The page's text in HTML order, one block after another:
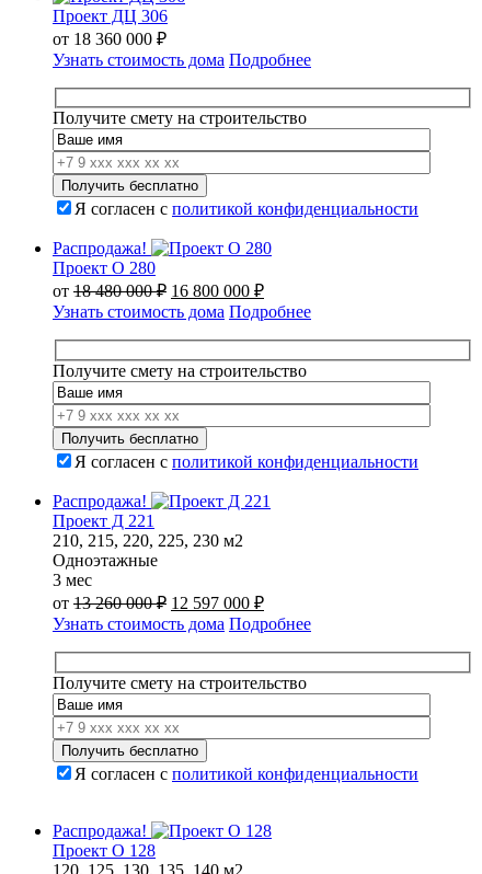
Проект ДЦ 306
от 18 360 000 ₽
Узнать стоимость дома Подробнее
Получите смету на строительство
Я согласен с политикой конфиденциальности
Распродажа!
Проект О 280
от 18 480 000₽ Первоначальная
цена
составляла
18
480
000 ₽.
16 800 000 ₽Текущая
цена:
16
800
000 ₽.
Узнать стоимость дома Подробнее
Получите смету на строительство
Я согласен с политикой конфиденциальности
Распродажа!
Проект Д 221
210, 215, 220, 225, 230 м2
Одноэтажные
3 мес
от 13 260 000₽ Первоначальная
цена
составляла
13
260
000 ₽.
12 597 000 ₽Текущая
цена:
12
597
000 ₽.
Узнать стоимость дома Подробнее
Получите смету на строительство
Я согласен с политикой конфиденциальности
Распродажа!
Проект О 128
120, 125, 130, 135, 140 м2